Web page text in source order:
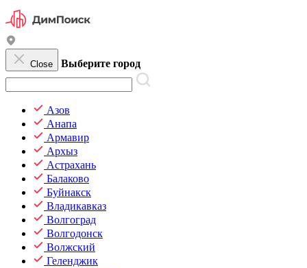
Close Выберите город
Азов
Анапа
Армавир
Архыз
Астрахань
Балаково
Буйнакск
Владикавказ
Волгоград
Волгодонск
Волжский
Геленджик